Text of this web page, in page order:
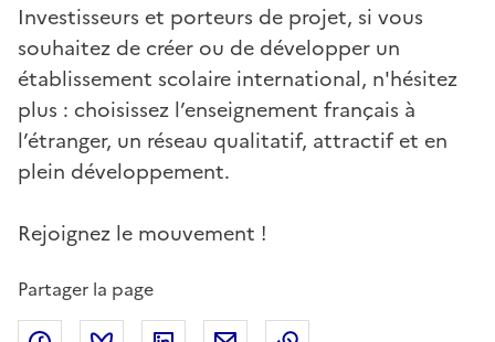
Investisseurs et porteurs de projet, si vous
souhaitez de créer ou de développer un
établissement scolaire international, n'hésitez
plus : choisissez l’enseignement français à
l’étranger, un réseau qualitatif, attractif et en
plein développement.
Rejoignez le mouvement !
Partager la page